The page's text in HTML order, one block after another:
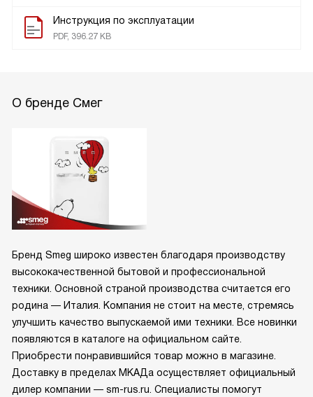
Инструкция по эксплуатации
PDF, 396.27 KB
О бренде Смег
Бренд Smeg широко известен благодаря производству
высококачественной бытовой и профессиональной
техники. Основной страной производства считается его
родина — Италия. Компания не стоит на месте, стремясь
улучшить качество выпускаемой ими техники. Все новинки
появляются в каталоге на официальном сайте.
Приобрести понравившийся товар можно в магазине.
Доставку в пределах МКАДа осуществляет официальный
дилер компании — sm-rus.ru. Специалисты помогут